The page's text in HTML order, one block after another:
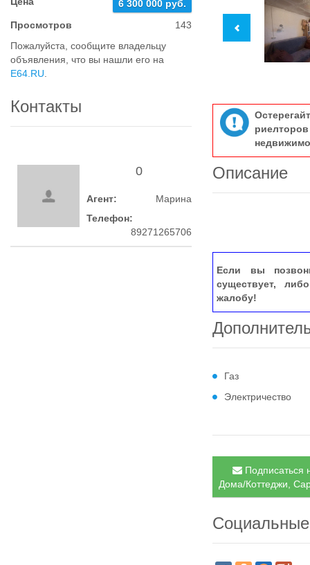
6 300 000 руб.
Просмотров
143
Пожалуйста, сообщите владельцу
объявления, что вы нашли его на
E64.RU
Контакты
0
Агент:
Марина
Телефон:
89271265706
Описание
Если вы
существует,
жалобу!
Газ
Электричество
Подписаться
Дома/Коттеджи,